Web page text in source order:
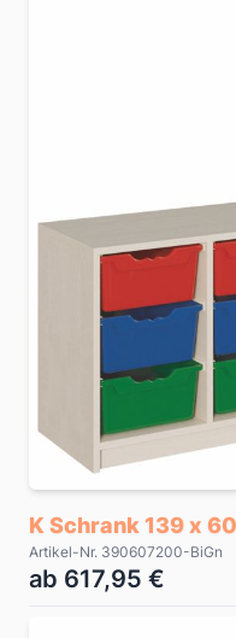
K Schrank 139 x
Artikel-Nr. 390607200-BiGn
ab 617,95 €